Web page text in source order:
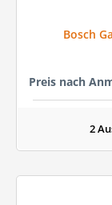
Bosch
Preis nach
2